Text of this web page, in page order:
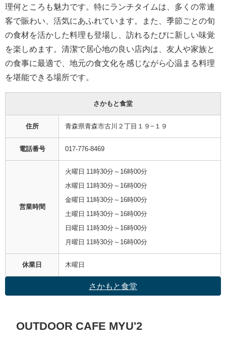
理何ところも魅力です。特にランチタイムは、多くの常連
客で賑わい、活気にあふれています。また、季節ごとの旬
の食材を活かした料理も登場し、訪れるたびに新しい味覚
を楽しめます。清潔で居心地の良い店内は、友人や家族と
の食事に最適で、地元の食文化を感じながら心温まる料理
を堪能できる場所です。
さかもと食堂
住所 青森県青森市古川２丁目１９−１９
電話番号 017-776-8469
営業時間
火曜日 11時30分～16時00分
水曜日 11時30分～16時00分
金曜日 11時30分～16時00分
土曜日 11時30分～16時00分
日曜日 11時30分～16時00分
月曜日 11時30分～16時00分
休業日 木曜日
さかもと食堂
OUTDOOR CAFE MYU'2